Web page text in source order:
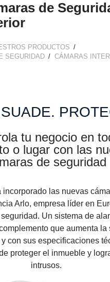
de
PRODUCTOS
SEGURIDAD
CÁMARAS
tu negocio en
o lugar con las
de seguridad
incorporado las nuevas
Arlo, empresa líder en
Un sistema de
que aumenta la
con sus especificaciones
proteger el inmueble y
intrusos.